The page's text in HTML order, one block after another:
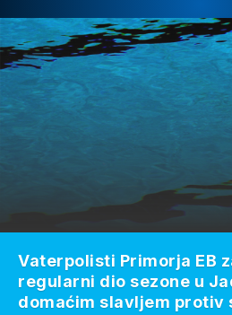
Vaterpolisti Primorja EB
regularni dio sezone u
domaćim slavljem protiv